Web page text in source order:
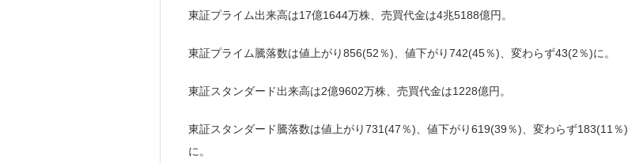
東証プライム出来高は17億1644万株、売買代金は4兆5188億円。
東証プライム騰落数は値上がり856(52％)、値下がり742(45％)、変わらず43(2％)に。
東証スタンダード出来高は2億9602万株、売買代金は1228億円。
東証スタンダード騰落数は値上がり731(47％)、値下がり619(39％)、変わらず183(11％)
に。